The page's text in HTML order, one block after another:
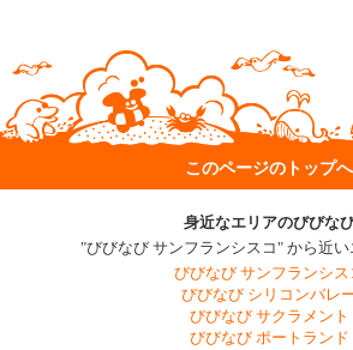
このページのトップへ
身近なエリアのびびな
"びびなび サンフランシスコ" から近
びびなび サンフランシス
びびなび シリコンバレ
びびなび サクラメント
びびなび ポートランド